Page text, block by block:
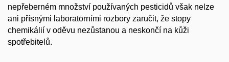
nepřeberném množství používaných pesticidů však nelze
ani přísnými laboratorními rozbory zaručit, že stopy
chemikálií v oděvu nezůstanou a neskončí na kůži
spotřebitelů.